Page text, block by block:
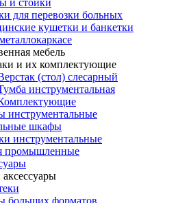
и стойки
для перевозки больных
кушетки и банкетки
мебель
и их комплектующие
(стол) слесарный
инструментальная
шкафы
инструментальные
промышленные
больших форматов